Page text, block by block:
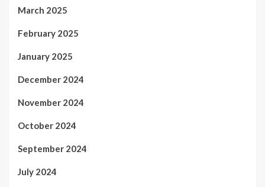
March 2025
February 2025
January 2025
December 2024
November 2024
October 2024
September 2024
July 2024